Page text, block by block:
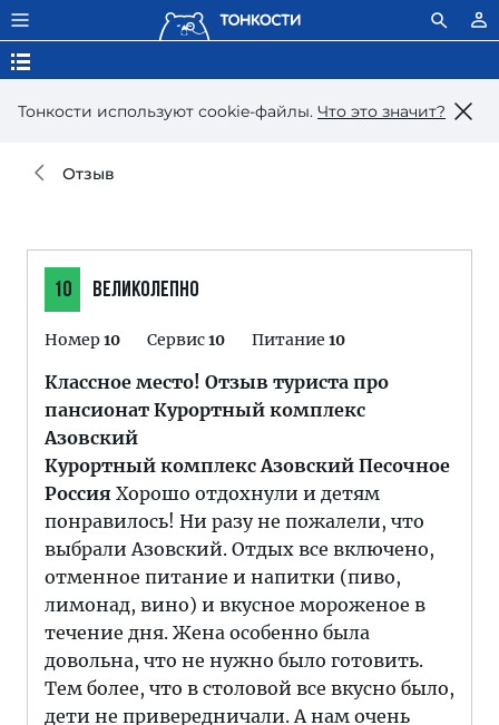
Тонкости используют сookie-файлы. Что это значит?
Отзыв
10 ВЕЛИКОЛЕПНО
Номер10 Сервис10 Питание 10
Классное место! Отзыв туриста про
пансионат Курортный комплекс
Азовский
Курортный комплекс Азовский Песочное
Россия Хорошо отдохнули и детям
понравилось! Ни разу не пожалели, что
выбрали Азовский. Отдых все включено,
отменное питание и напитки (пиво,
лимонад, вино) и вкусное мороженое в
течение дня. Жена особенно была
довольна, что не нужно было готовить.
Тем более, что в столовой все вкусно было,
дети не привередничали. А нам очень